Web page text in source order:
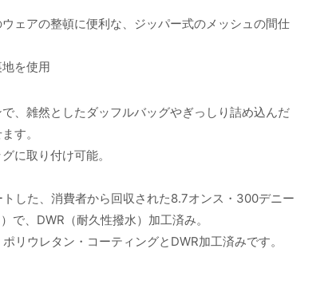
ェアの整頓に便利な、ジッパー式のメッシュの間仕
を使用
、雑然としたダッフルバッグやぎっしり詰め込んだ
す。
に取り付け可能。
した、消費者から回収された8.7オンス・300デニー
で、DWR（耐久性撥水）加工済み。
ウレタン・コーティングとDWR加工済みです。